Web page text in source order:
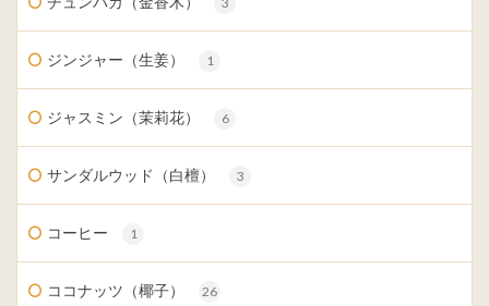
ジンジャー（生姜） 1
ジャスミン（茉莉花） 6
サンダルウッド（白檀） 3
コーヒー 1
ココナッツ（椰子） 26